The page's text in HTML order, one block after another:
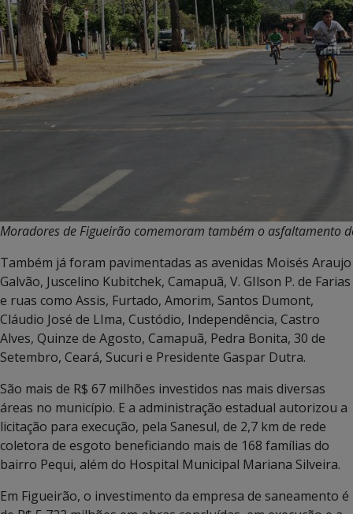
Moradores de Figueirão comemoram também o asfaltamento
Também já foram pavimentadas as avenidas Moisés Araujo
Galvão, Juscelino Kubitchek, Camapuã, V. GIlson P. de Farias
e ruas como Assis, Furtado, Amorim, Santos Dumont,
Cláudio José de LIma, Custódio, Independência, Castro
Alves, Quinze de Agosto, Camapuã, Pedra Bonita, 30 de
Setembro, Ceará, Sucuri e Presidente Gaspar Dutra.
São mais de R$ 67 milhões investidos nas mais diversas
áreas no município. E a administração estadual autorizou a
licitação para execução, pela Sanesul, de 2,7 km de rede
coletora de esgoto beneficiando mais de 168 famílias do
bairro Pequi, além do Hospital Municipal Mariana Silveira.
Em Figueirão, o investimento da empresa de saneamento é